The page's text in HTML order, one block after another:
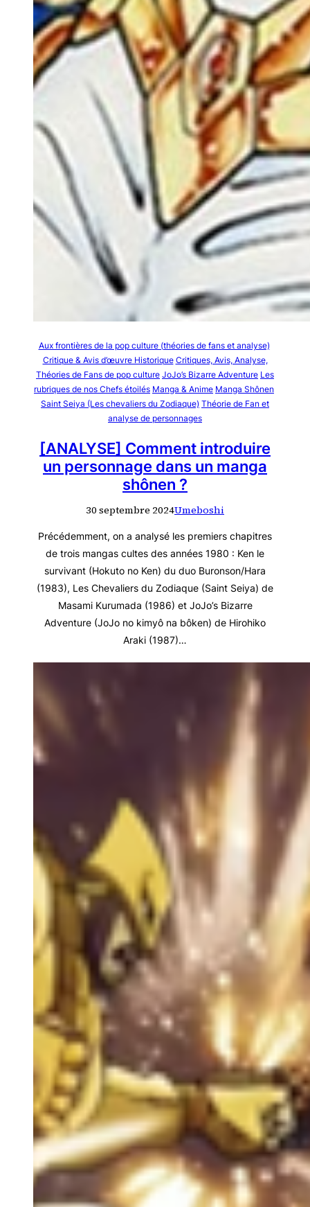
Aux frontières de la pop culture (théories de fans et analyse)
Critique & Avis d’œuvre Historique Critiques, Avis, Analyse,
Théories de Fans de pop culture JoJo’s Bizarre Adventure Les
rubriques de nos Chefs étoilés Manga & Anime Manga Shônen
Saint Seiya (Les chevaliers du Zodiaque) Théorie de Fan et
analyse de personnages
[ANALYSE] Comment introduire
un personnage dans un manga
shônen ?
30 septembre 2024Umeboshi
Précédemment, on a analysé les premiers chapitres
de trois mangas cultes des années 1980 : Ken le
survivant (Hokuto no Ken) du duo Buronson/Hara
(1983), Les Chevaliers du Zodiaque (Saint Seiya) de
Masami Kurumada (1986) et JoJo’s Bizarre
Adventure (JoJo no kimyô na bôken) de Hirohiko
Araki (1987)…